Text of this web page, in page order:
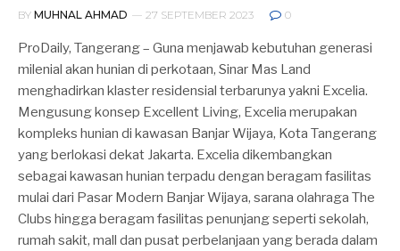
BY MUHNAL AHMAD 27 SEPTEMBER 2023 0
ProDaily, Tangerang – Guna menjawab kebutuhan generasi
milenial akan hunian di perkotaan, Sinar Mas Land
menghadirkan klaster residensial terbarunya yakni Excelia.
Mengusung konsep Excellent Living, Excelia merupakan
kompleks hunian di kawasan Banjar Wijaya, Kota Tangerang
yang berlokasi dekat Jakarta. Excelia dikembangkan
sebagai kawasan hunian terpadu dengan beragam fasilitas
mulai dari Pasar Modern Banjar Wijaya, sarana olahraga The
Clubs hingga beragam fasilitas penunjang seperti sekolah,
rumah sakit, mall dan pusat perbelanjaan yang berada dalam